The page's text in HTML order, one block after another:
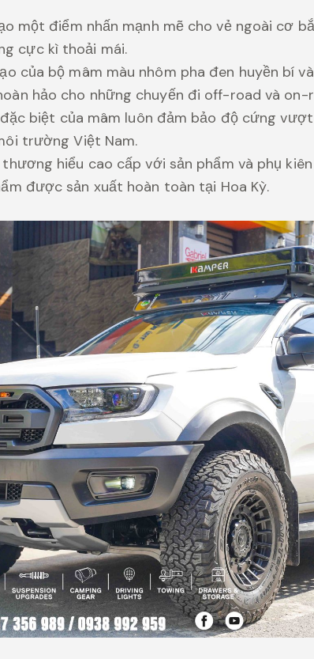
một điểm nhấn mạnh mẽ cho vẻ ngoài cơ
cực kì thoải mái.
của bộ mâm màu nhôm pha đen huyền bí
hảo cho những chuyến đi off-road và
biệt của mâm luôn đảm bảo độ cứng
trường Việt Nam.
hiểu cao cấp với sản phẩm và phụ
được sản xuất hoàn toàn tại Hoa Kỳ.